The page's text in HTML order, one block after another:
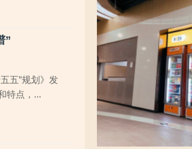
”
五”规划》发
特点，...